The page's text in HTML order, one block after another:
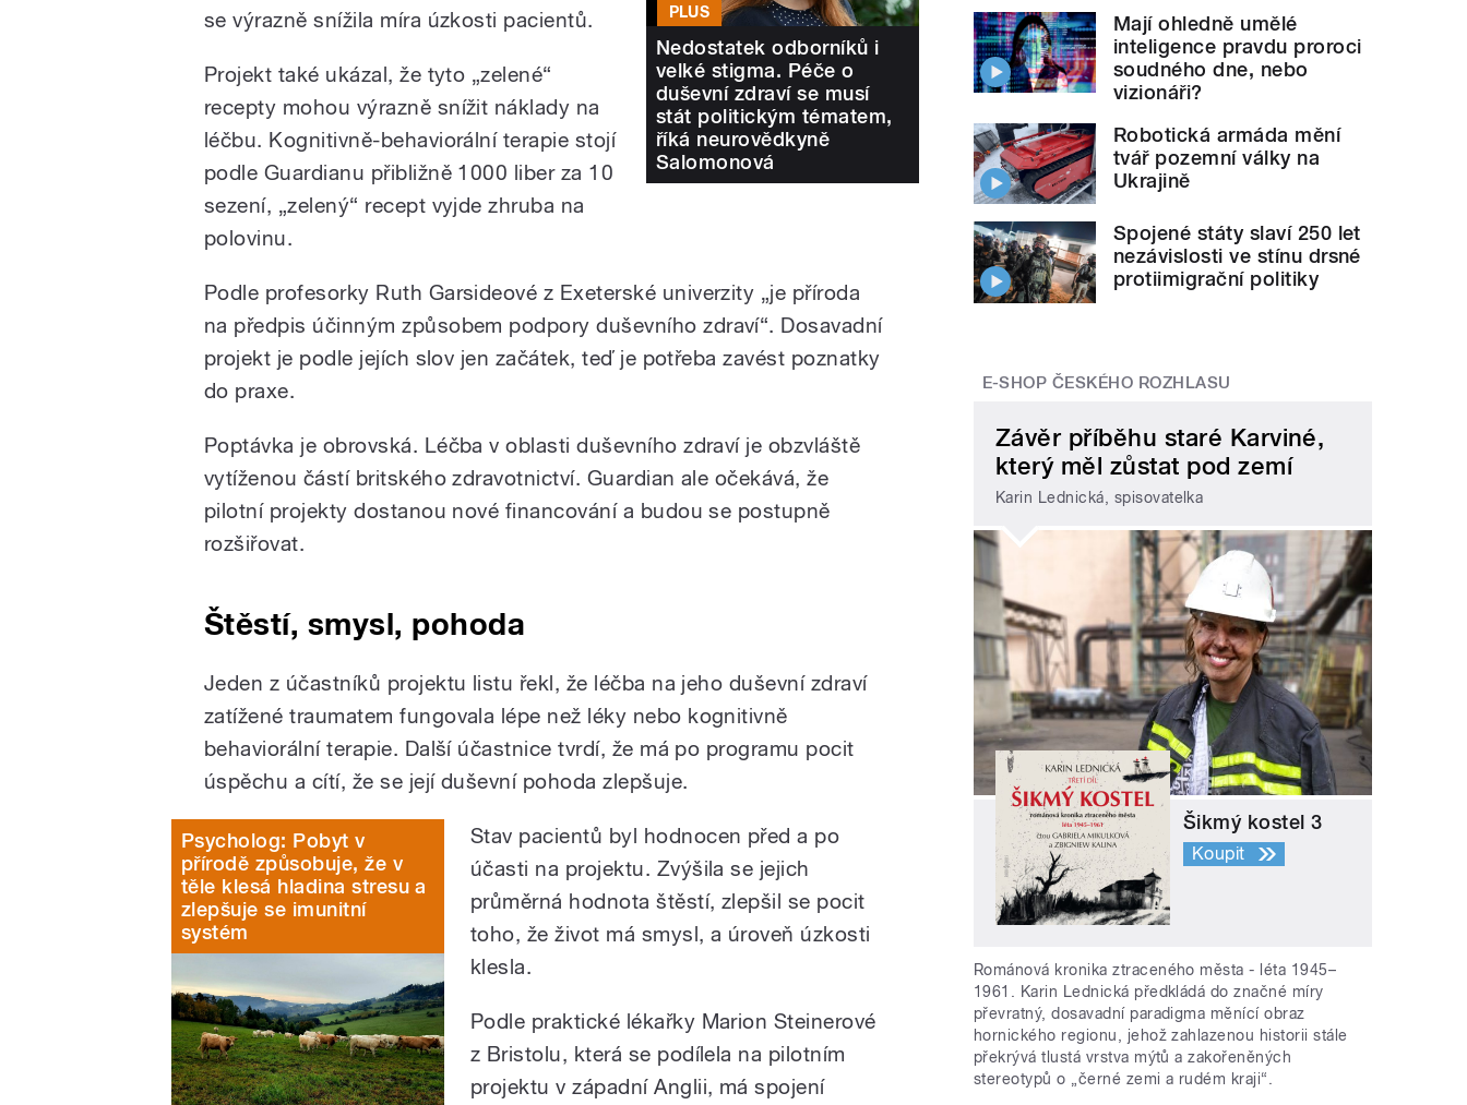
PLUS
Nedostatek odborníků i
velké stigma. Péče o
duševní zdraví se musí
stát politickým tématem,
říká neurovědkyně
Salomonová
se výrazně snížila míra úzkosti pacientů.
Projekt také ukázal, že tyto „zelené“
recepty mohou výrazně snížit náklady na
léčbu. Kognitivně-behaviorální terapie stojí
podle Guardianu přibližně 1000 liber za 10
sezení, „zelený“ recept vyjde zhruba na
polovinu.
Podle profesorky Ruth Garsideové z Exeterské univerzity „je příroda
na předpis účinným způsobem podpory duševního zdraví“. Dosavadní
projekt je podle jejích slov jen začátek, teď je potřeba zavést poznatky
do praxe.
Poptávka je obrovská. Léčba v oblasti duševního zdraví je obzvláště
vytíženou částí britského zdravotnictví. Guardian ale očekává, že
pilotní projekty dostanou nové financování a budou se postupně
rozšiřovat.
Štěstí, smysl, pohoda
Jeden z účastníků projektu listu řekl, že léčba na jeho duševní zdraví
zatížené traumatem fungovala lépe než léky nebo kognitivně
behaviorální terapie. Další účastnice tvrdí, že má po programu pocit
úspěchu a cítí, že se její duševní pohoda zlepšuje.
Psycholog: Pobyt v
přírodě způsobuje, že v
těle klesá hladina stresu a
zlepšuje se imunitní
systém
Stav pacientů byl hodnocen před a po
účasti na projektu. Zvýšila se jejich
průměrná hodnota štěstí, zlepšil se pocit
toho, že život má smysl, a úroveň úzkosti
klesla.
Podle praktické lékařky Marion Steinerové
z Bristolu, která se podílela na pilotním
projektu v západní Anglii, má spojení
Mají ohledně umělé
inteligence pravdu proroci
soudného dne, nebo
vizionáři?
Robotická armáda mění
tvář pozemní války na
Ukrajině
Spojené státy slaví 250 let
nezávislosti ve stínu drsné
protiimigrační politiky
E-SHOP ČESKÉHO ROZHLASU
Závěr příběhu staré Karviné,
který měl zůstat pod zemí
Karin Lednická, spisovatelka
Šikmý kostel 3
Koupit
Románová kronika ztraceného města - léta 1945–
1961. Karin Lednická předkládá do značné míry
převratný, dosavadní paradigma měnící obraz
hornického regionu, jehož zahlazenou historii stále
překrývá tlustá vrstva mýtů a zakořeněných
stereotypů o „černé zemi a rudém kraji“.